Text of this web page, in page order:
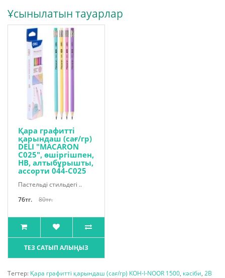
Ұсынылатын тауарлар
Қара графитті
қарындаш (сағ/гр)
DELI "MACARON
C025", өшіргішпен,
HB, алтыбұрышты,
ассорти 044-С025
Пастельді стильдегі ..
76тг.
80тг.
ТЕЗ САТЫП АЛЫҢЫЗ
Тегтер: Қара графитті қарындаш (сағ/гр) KOH-I-NOOR 1500, кәсіби, 2В